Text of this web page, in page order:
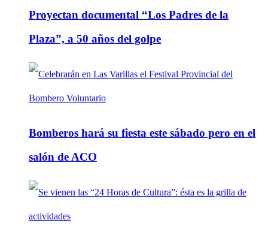
Proyectan documental “Los Padres de la
Plaza”, a 50 años del golpe
Bomberos hará su fiesta este sábado pero en el
salón de ACO